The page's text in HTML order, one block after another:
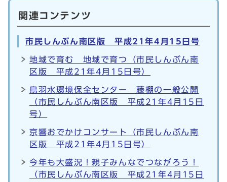
関連コンテンツ
市民しんぶん南区版 平成21年4月15日号
地域で育む 地域で育つ（市民しんぶん南
区版 平成21年4月15日号）
鳥羽水環境保全センター 藤棚の一般公開
（市民しんぶん南区版 平成21年4月15日
号）
京響おでかけコンサート（市民しんぶん南
区版 平成21年4月15日号）
今年も大盛況！親子みんなでつながろう！
（市民しんぶん南区版 平成21年4月15日